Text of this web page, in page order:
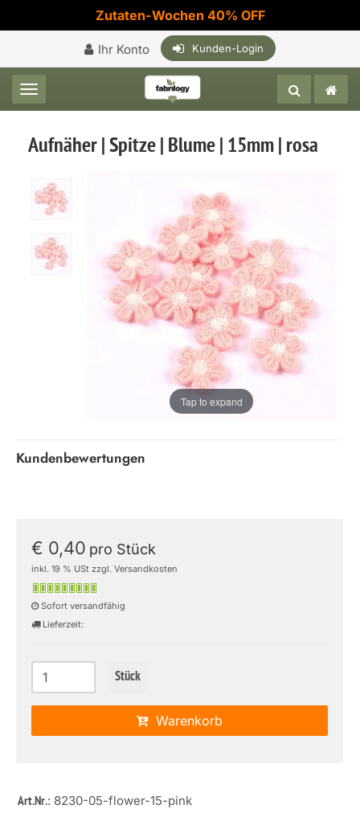
Zutaten-Wochen 40% OFF
Ihr Konto Kunden-Login
Toggle navigation
Aufnäher | Spitze | Blume | 15mm | rosa
Tap to expand
Kundenbewertungen
€ 0,40 pro Stück
inkl. 19 % USt zzgl. Versandkosten
Sofort versandfähig
Lieferzeit:
Stück
Warenkorb
Art.Nr.: 8230-05-flower-15-pink